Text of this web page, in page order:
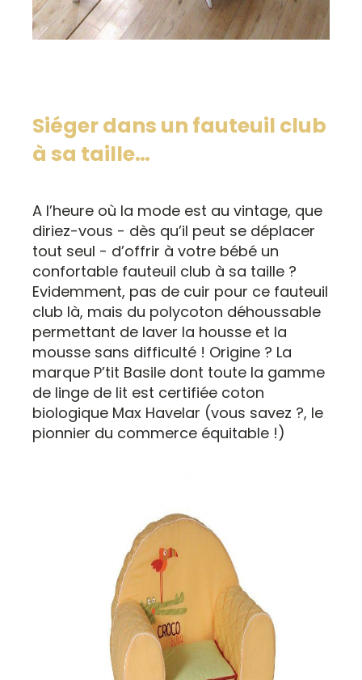
Siéger dans un fauteuil club
à sa taille…
A l’heure où la mode est au vintage, que
diriez-vous - dès qu’il peut se déplacer
tout seul - d’offrir à votre bébé un
confortable fauteuil club à sa taille ?
Evidemment, pas de cuir pour ce fauteuil
club là, mais du polycoton déhoussable
permettant de laver la housse et la
mousse sans difficulté ! Origine ? La
marque P’tit Basile dont toute la gamme
de linge de lit est certifiée coton
biologique Max Havelar (vous savez ?, le
pionnier du commerce équitable !)